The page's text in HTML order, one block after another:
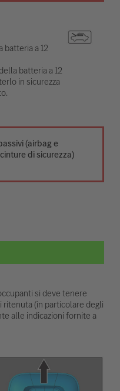
batteria a 12
batteria a 12
in sicurezza
(airbag e
di sicurezza)
si deve tenere
(in particolare degli
alle indicazioni fornite a